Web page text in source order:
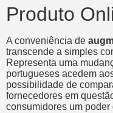
Produto
A conveniência de
transcende a simples
Representa uma
portugueses acedem
possibilidade de
fornecedores em
consumidores um